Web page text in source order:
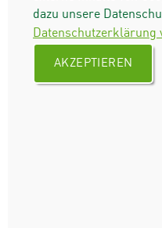
dazu unsere
Datenschutzerklärung
AKZEPTIEREN